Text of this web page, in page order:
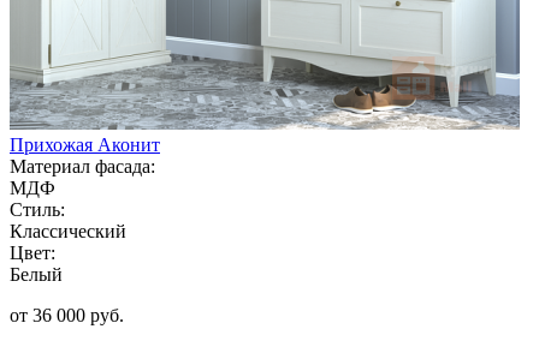
Прихожая Аконит
Материал фасада:
МДФ
Стиль:
Классический
Цвет:
Белый
от 36 000 руб.